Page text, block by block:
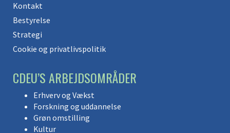
Kontakt
Bestyrelse
Strategi
Cookie og privatlivspolitik
CDEU’S ARBEJDSOMRÅDER
Erhverv og Vækst
Forskning og uddannelse
Grøn omstilling
Kultur